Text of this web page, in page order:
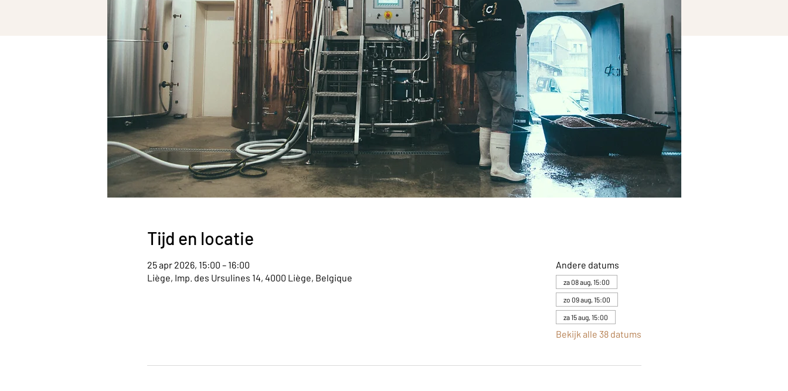
Tijd en locatie
25 apr 2026, 15:00 – 16:00
Liège, Imp. des Ursulines 14, 4000 Liège, Belgique
Andere datums
za 08 aug, 15:00
zo 09 aug, 15:00
za 15 aug, 15:00
Bekijk alle 38 datums